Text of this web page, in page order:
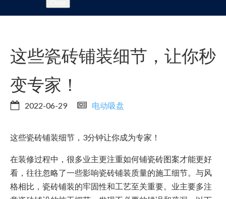
这些瓷砖铺装细节，让你秒
变专家！
2022-06-29 电动吸盘
这些瓷砖铺装细节，3分钟让你成为专家！
在装修过程中，很多业主更注重如何铺瓷砖图案才能更好
看，往往忽略了一些影响瓷砖铺装质量的施工细节。与风
格相比，瓷砖铺装的牢固性和工艺至关重要。业主要多注